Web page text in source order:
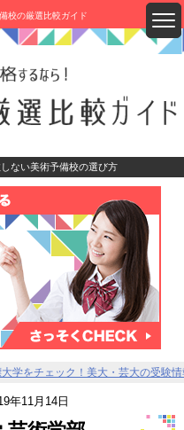
校の厳選比較ガイド
ない美術予備校の選び方
大学をチェック！美大・芸大の受験
年11月14日